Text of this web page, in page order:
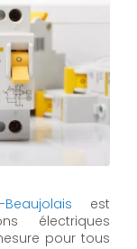
est
électriques
pour tous